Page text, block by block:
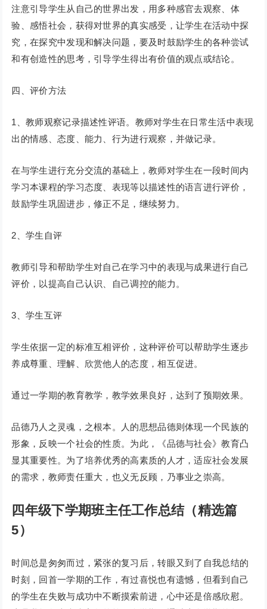
注意引导学生从自己的世界出发，用多种感官去观察、体
验、感悟社会，获得对世界的真实感受，让学生在活动中探
究，在探究中发现和解决问题，要及时鼓励学生的各种尝试
和有创造性的思考，引导学生得出有价值的观点或结论。
四、评价方法
1、教师观察记录描述性评语。教师对学生在日常生活中表现
出的情感、态度、能力、行为进行观察，并做记录。
在与学生进行充分交流的基础上，教师对学生在一段时间内
学习本课程的学习态度、表现等以描述性的语言进行评价，
鼓励学生巩固进步，修正不足，继续努力。
2、学生自评
教师引导和帮助学生对自己在学习中的表现与成果进行自己
评价，以提高自己认识、自己调控的能力。
3、学生互评
学生依据一定的标准互相评价，这种评价可以帮助学生逐步
养成尊重、理解、欣赏他人的态度，相互促进。
通过一学期的教育教学，教学效果良好，达到了预期效果。
品德乃人之灵魂，之根本。人的思想品德则体现一个民族的
形象，反映一个社会的性质。为此，《品德与社会》教育凸
显其重要性。为了培养优秀的高素质的人才，适应社会发展
的需求，教师责任重大，也义无反顾，乃事业之崇高。
四年级下学期班主任工作总结（精选篇
5）
时间总是匆匆而过，紧张的复习后，转眼又到了自我总结的
时刻，回首一学期的工作，有过喜悦也有遗憾，但看到自己
的学生在失败与成功中不断摸索前进，心中还是倍感欣慰。